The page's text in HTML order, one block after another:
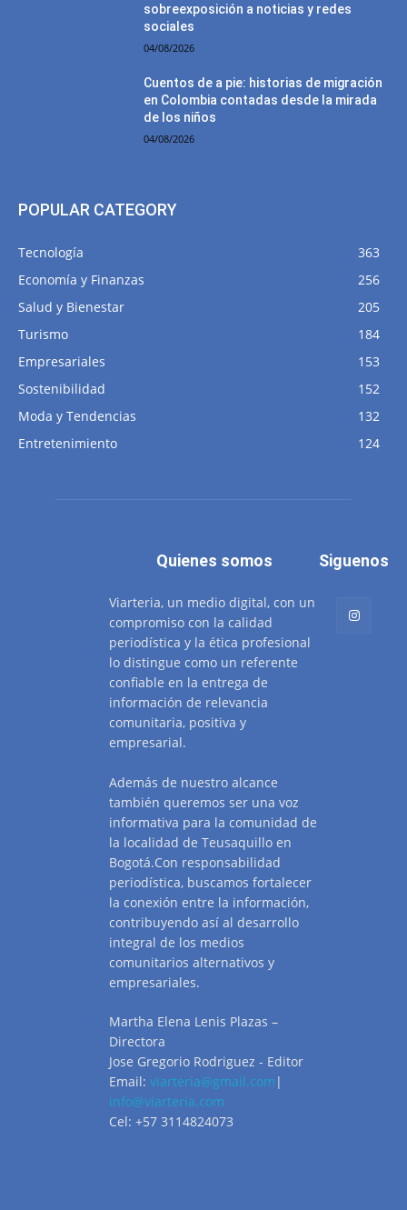
sobreexposición a noticias y redes
sociales
04/08/2026
Cuentos de a pie: historias de migración
en Colombia contadas desde la mirada
de los niños
04/08/2026
POPULAR CATEGORY
Tecnología
363
Economía y Finanzas
256
Salud y Bienestar
205
Turismo
184
Empresariales
153
Sostenibilidad
152
Moda y Tendencias
132
Entretenimiento
124
Quienes somos
Viarteria, un medio digital, con un
compromiso con la calidad
periodística y la ética profesional
lo distingue como un referente
confiable en la entrega de
información de relevancia
comunitaria, positiva y
empresarial.
Además de nuestro alcance
también queremos ser una voz
informativa para la comunidad de
la localidad de Teusaquillo en
Bogotá.Con responsabilidad
periodística, buscamos fortalecer
la conexión entre la información,
contribuyendo así al desarrollo
integral de los medios
comunitarios alternativos y
empresariales.
Martha Elena Lenis Plazas –
Directora
Jose Gregorio Rodriguez - Editor
Email: viarteria@gmail.com |
info@viarteria.com
Cel: +57 3114824073
Siguenos